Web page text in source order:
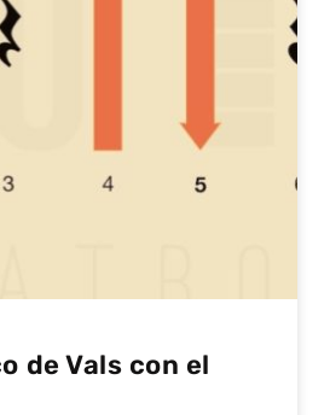
de Vals con el